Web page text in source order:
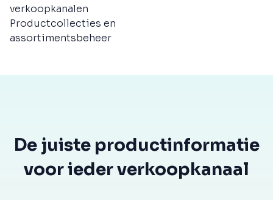
verkoopkanalen
Productcollecties en
assortimentsbeheer
De juiste productinformatie
voor ieder verkoopkanaal